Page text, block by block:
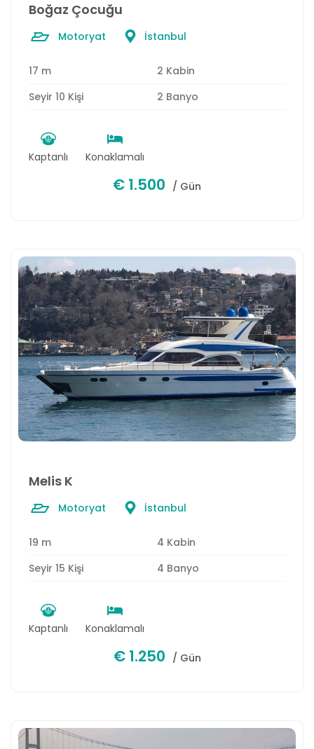
Boğaz Çocuğu
Motoryat İstanbul
17 m
2 Kabin
Seyir 10 Kişi
2 Banyo
Kaptanlı Konaklamalı
€ 1.500 / Gün
Melis K
Motoryat İstanbul
19 m
4 Kabin
Seyir 15 Kişi
4 Banyo
Kaptanlı Konaklamalı
€ 1.250 / Gün